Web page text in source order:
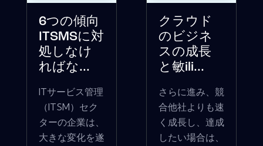
6つの傾向
ITSMSに対
処しなけ
ればな...
ITサービス管理
（ITSM）セク
ターの企業は、
大きな変化を遂
クラウド
のビジネ
スの成長
と敏ili...
さらに進み、競
合他社よりも速
く成長し、達成
したい場合は、